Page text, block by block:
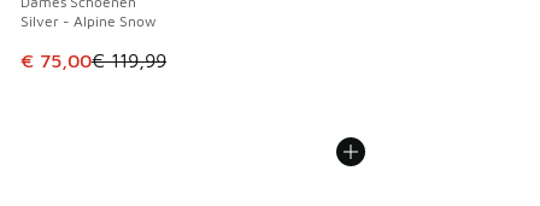
Silver - Alpine Snow
Dit artikel is in de uitverkoop. Dit artikel is in de
€ 75,00€ 119,99